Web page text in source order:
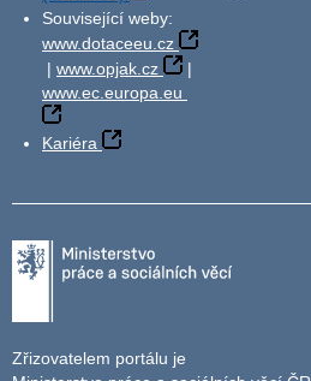
Související weby:
www.dotaceeu.cz
| www.opjak.cz
|
www.ec.europa.eu
Kariéra
Zřizovatelem portálu je